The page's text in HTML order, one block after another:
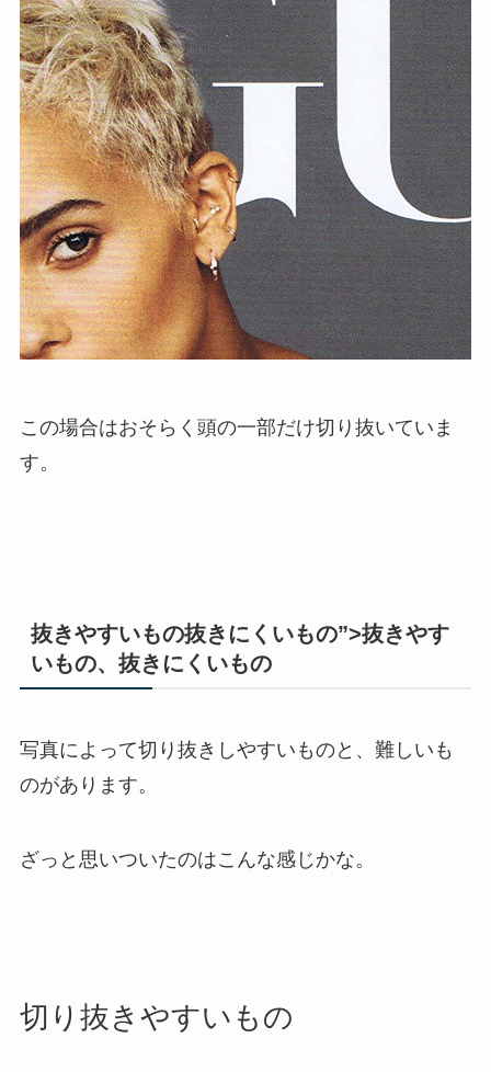
この場合はおそらく頭の一部だけ切り抜いていま
す。
抜きやすいもの抜きにくいもの”>抜きやす
いもの、抜きにくいもの
写真によって切り抜きしやすいものと、難しいも
のがあります。
ざっと思いついたのはこんな感じかな。
切り抜きやすいもの